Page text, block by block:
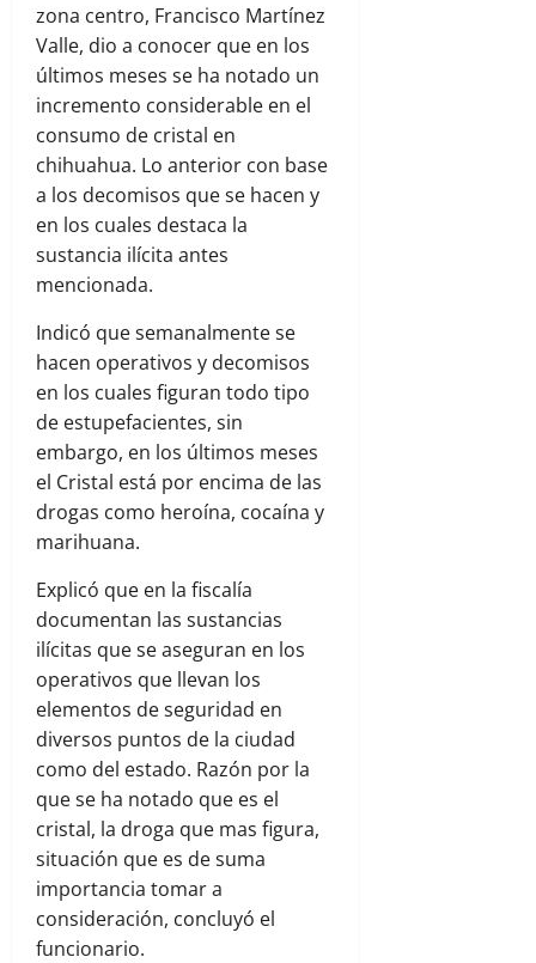
zona centro, Francisco Martínez
Valle, dio a conocer que en los
últimos meses se ha notado un
incremento considerable en el
consumo de cristal en
chihuahua. Lo anterior con base
a los decomisos que se hacen y
en los cuales destaca la
sustancia ilícita antes
mencionada.
Indicó que semanalmente se
hacen operativos y decomisos
en los cuales figuran todo tipo
de estupefacientes, sin
embargo, en los últimos meses
el Cristal está por encima de las
drogas como heroína, cocaína y
marihuana.
Explicó que en la fiscalía
documentan las sustancias
ilícitas que se aseguran en los
operativos que llevan los
elementos de seguridad en
diversos puntos de la ciudad
como del estado. Razón por la
que se ha notado que es el
cristal, la droga que mas figura,
situación que es de suma
importancia tomar a
consideración, concluyó el
funcionario.